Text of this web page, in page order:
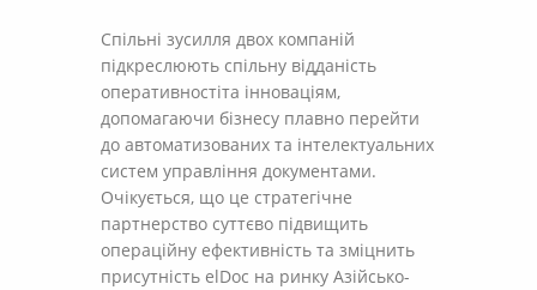
Спільні зусилля двох компаній
підкреслюють спільну відданість
оперативностіта інноваціям,
допомагаючи бізнесу плавно перейти
до автоматизованих та інтелектуальних
систем управління документами.
Очікується, що це стратегічне
партнерство суттєво підвищить
операційну ефективність та зміцнить
присутність elDoc на ринку Азійсько-